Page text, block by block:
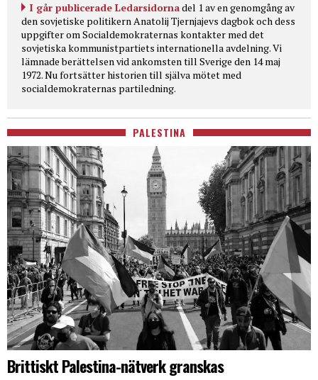
I går publicerade Ledarsidornadel 1 av en genomgång av
den sovjetiske politikern Anatolij Tjernjajevs dagbok och dess
uppgifter om Socialdemokraternas kontakter med det
sovjetiska kommunistpartiets internationella avdelning. Vi
lämnade berättelsen vid ankomsten till Sverige den 14 maj
1972. Nu fortsätter historien till själva mötet med
socialdemokraternas partiledning.
PALESTINA
Brittiskt Palestina-nätverk granskas